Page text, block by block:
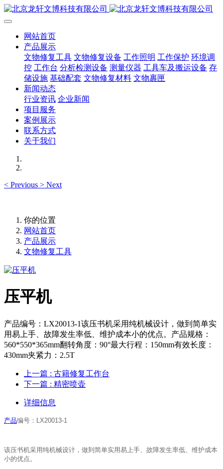
网站首页
产品展示
文物修复工具 文物修复设备 工作照明 工作保护 环境调
控 工作台 分析检测设备 测量仪器 工具车及搬运设备 存
储设施 基础配套 文物修复材料 文物裹匣
新闻动态
行业资讯 企业新闻
项目服务
案例展示
联系方式
关于我们
< Previous > Next
你的位置
网站首页
产品展示
文物修复工具
压平机
产品编号：LX20013-1该压书机采用纯机械设计，做到简单实
用易上手、故障发生率低、维护成本小的优点。产品规格：
560*550*365mm翻转角度：90°最大行程：150mm有效长度：
430mm夹紧力：2.5T
上一篇 : 古籍修复工作台
下一篇 : 精密喷壶
详细信息
产品编号：LX20013-1
该压书机采用纯机械设计，做到简单实用易上手、故障发生率低、维护成本
小的优点。